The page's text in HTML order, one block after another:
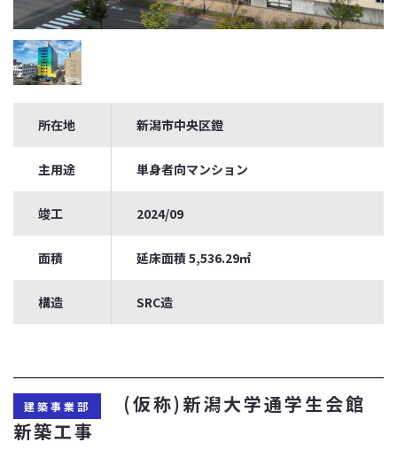
所在地 新潟市中央区鐙
主用途 単身者向マンション
竣工 2024/09
面積 延床面積 5,536.29㎡
構造 SRC造
建築事業部
(仮称)新潟大学通学生会館
新築工事